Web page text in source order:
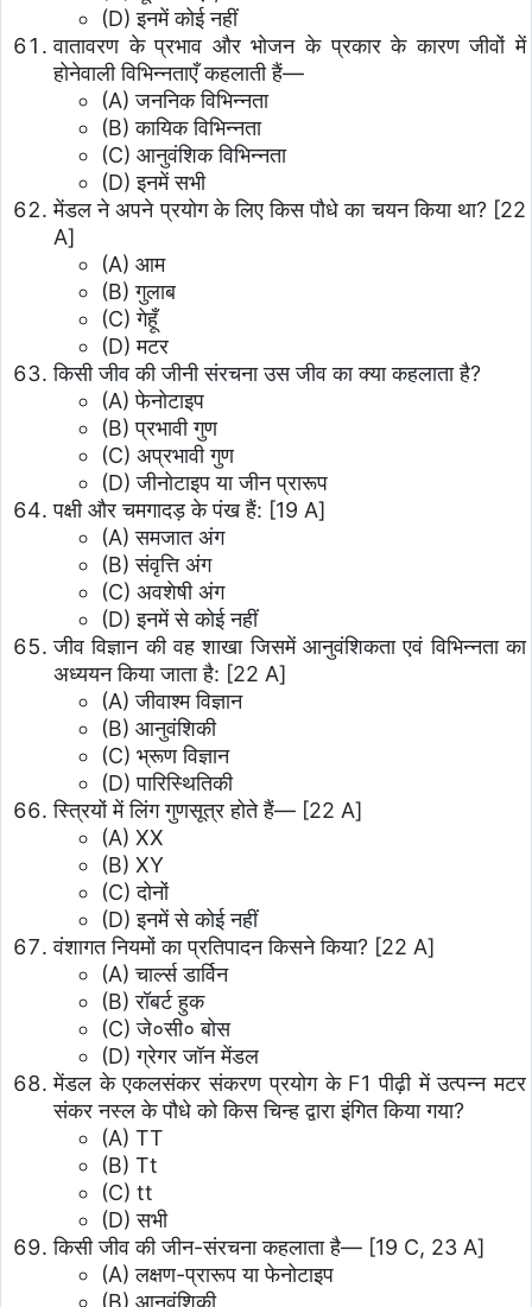
(D) इनमें कोई नहीं
वातावरण के प्रभाव और भोजन के प्रकार के कारण जीवों में
होनेवाली विभिन्नताएँ कहलाती हैं—
(A) जननिक विभिन्नता
(B) कायिक विभिन्नता
(C) आनुवंशिक विभिन्नता
(D) इनमें सभी
मेंडल ने अपने प्रयोग के लिए किस पौधे का चयन किया था? [22
A]
(A) आम
(B) गुलाब
(C) गेहूँ
(D) मटर
किसी जीव की जीनी संरचना उस जीव का क्या कहलाता है?
(A) फेनोटाइप
(B) प्रभावी गुण
(C) अप्रभावी गुण
(D) जीनोटाइप या जीन प्रारूप
पक्षी और चमगादड़ के पंख हैं: [19 A]
(A) समजात अंग
(B) संवृत्ति अंग
(C) अवशेषी अंग
(D) इनमें से कोई नहीं
जीव विज्ञान की वह शाखा जिसमें आनुवंशिकता एवं विभिन्नता का
अध्ययन किया जाता है: [22 A]
(A) जीवाश्म विज्ञान
(B) आनुवंशिकी
(C) भ्रूण विज्ञान
(D) पारिस्थितिकी
स्त्रियों में लिंग गुणसूत्र होते हैं— [22 A]
(A) XX
(B) XY
(C) दोनों
(D) इनमें से कोई नहीं
वंशागत नियमों का प्रतिपादन किसने किया? [22 A]
(A) चार्ल्स डार्विन
(B) रॉबर्ट हुक
(C) जे०सी० बोस
(D) ग्रेगर जॉन मेंडल
मेंडल के एकलसंकर संकरण प्रयोग के F1 पीढ़ी में उत्पन्न मटर
संकर नस्ल के पौधे को किस चिन्ह द्वारा इंगित किया गया?
(A) TT
(B) Tt
(C) tt
(D) सभी
किसी जीव की जीन-संरचना कहलाता है— [19 C, 23 A]
(A) लक्षण-प्रारूप या फेनोटाइप
(B) आनुवंशिकी